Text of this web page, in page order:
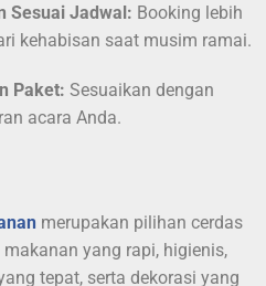
Sesuai Jadwal: Booking lebih
kehabisan saat musim ramai.
Paket: Sesuaikan dengan
acara Anda.
merupakan pilihan cerdas
yang rapi, higienis,
tepat, serta dekorasi yang